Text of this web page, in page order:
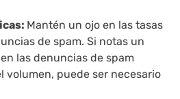
Mantén un ojo en las tasas
de spam. Si notas un
las denuncias de spam
volumen, puede ser necesario